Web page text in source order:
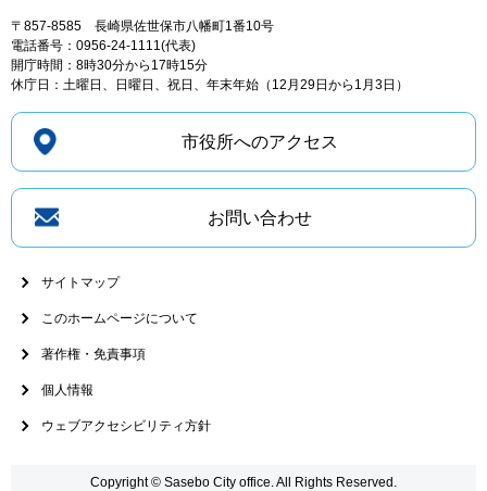
〒857-8585 長崎県佐世保市八幡町1番10号
電話番号：0956-24-1111(代表)
開庁時間：8時30分から17時15分
休庁日：土曜日、日曜日、祝日、年末年始（12月29日から1月3日）
市役所へのアクセス
お問い合わせ
サイトマップ
このホームページについて
著作権・免責事項
個人情報
ウェブアクセシビリティ方針
Copyright © Sasebo City office. All Rights Reserved.